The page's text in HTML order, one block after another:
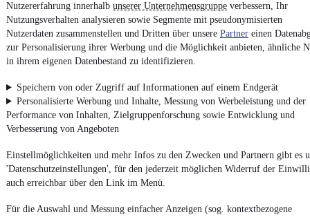
Nutzererfahrung innerhalb unserer Unternehmensgruppe verbessern, Ihr
Nutzungsverhalten analysieren sowie Segmente mit pseudonymisierten
Nutzerdaten zusammenstellen und Dritten über unsere Partner einen
zur Personalisierung ihrer Werbung und die Möglichkeit anbieten, ähnliche
in ihrem eigenen Datenbestand zu identifizieren.
Speichern von oder Zugriff auf Informationen auf einem Endgerät
Personalisierte Werbung und Inhalte, Messung von Werbeleistung und der
Performance von Inhalten, Zielgruppenforschung sowie Entwicklung und
Verbesserung von Angeboten
Einstellmöglichkeiten und mehr Infos zu den Zwecken und Partnern gibt es
'Datenschutzeinstellungen', für den jederzeit möglichen Widerruf der
auch erreichbar über den Link im Menü.
Für die Auswahl und Messung einfacher Anzeigen (sog. kontextbezogene
AGB
Vertrag widerrufen
Datenschutz
Erklärung zur Barrierefreiheit
Report Security Vulnerability (English)
Powered by
mobile.de